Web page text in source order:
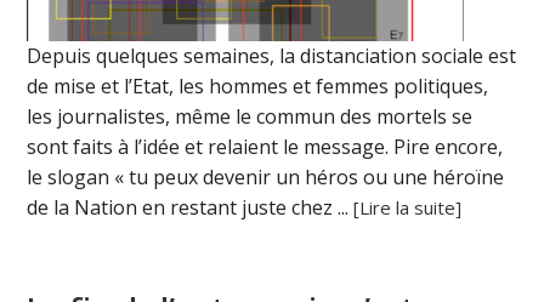
Depuis quelques semaines, la distanciation sociale est
de mise et l’Etat, les hommes et femmes politiques,
les journalistes, même le commun des mortels se
sont faits à l’idée et relaient le message. Pire encore,
le slogan « tu peux devenir un héros ou une héroïne
de la Nation en restant juste chez ...[Lire la suite]